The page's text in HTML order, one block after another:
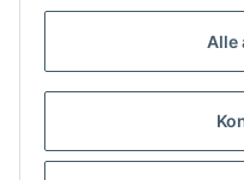
* Alle Preise inkl.
UmsetzungVlarom E-
Alle